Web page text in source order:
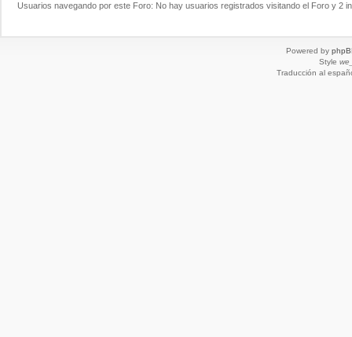
Usuarios navegando por este Foro: No hay usuarios registrados visitando el Foro y 2
Powered by
Style
Traducción al